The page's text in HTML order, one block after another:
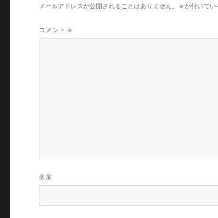
メールアドレスが公開されることはありません。 ※ が付いて
コメント※
名前